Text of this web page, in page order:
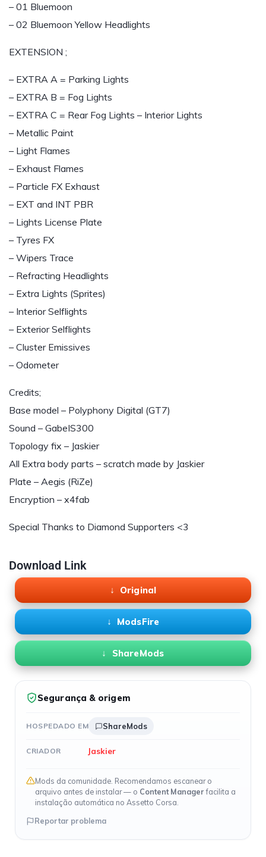
– 01 Bluemoon
– 02 Bluemoon Yellow Headlights
EXTENSION ;
– EXTRA A = Parking Lights
– EXTRA B = Fog Lights
– EXTRA C = Rear Fog Lights – Interior Lights
– Metallic Paint
– Light Flames
– Exhaust Flames
– Particle FX Exhaust
– EXT and INT PBR
– Lights License Plate
– Tyres FX
– Wipers Trace
– Refracting Headlights
– Extra Lights (Sprites)
– Interior Selflights
– Exterior Selflights
– Cluster Emissives
– Odometer
Credits;
Base model – Polyphony Digital (GT7)
Sound – GabeIS300
Topology fix – Jaskier
All Extra body parts – scratch made by Jaskier
Plate – Aegis (RiZe)
Encryption – x4fab
Special Thanks to Diamond Supporters <3
Download Link
Original
ModsFire
ShareMods
Segurança & origem
HOSPEDADO EM ShareMods
CRIADOR Jaskier
Mods da comunidade. Recomendamos escanear o
arquivo antes de instalar — o Content Managerfacilita a
instalação automática no Assetto Corsa.
Reportar problema